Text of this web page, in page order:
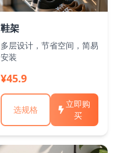
鞋架
多层设计，节省空间，简易
安装
¥45.9
选规格
立即购
买